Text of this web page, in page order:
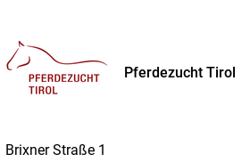
Pferdezucht Tirol
Brixner Straße 1